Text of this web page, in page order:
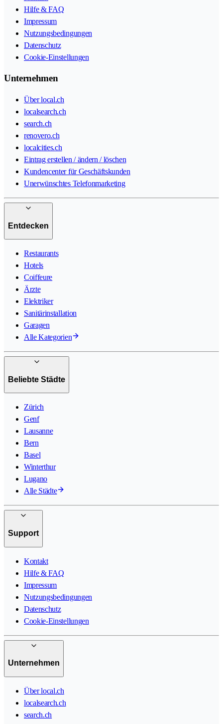
Hilfe & FAQ
Impressum
Nutzungsbedingungen
Datenschutz
Cookie-Einstellungen
Unternehmen
Über local.ch
localsearch.ch
search.ch
renovero.ch
localcities.ch
Eintrag erstellen / ändern / löschen
Kundencenter für Geschäftskunden
Unerwünschtes Telefonmarketing
Entdecken
Restaurants
Hotels
Coiffeure
Ärzte
Elektriker
Sanitärinstallation
Garagen
Alle Kategorien
Beliebte Städte
Zürich
Genf
Lausanne
Bern
Basel
Winterthur
Lugano
Alle Städte
Support
Kontakt
Hilfe & FAQ
Impressum
Nutzungsbedingungen
Datenschutz
Cookie-Einstellungen
Unternehmen
Über local.ch
localsearch.ch
search.ch